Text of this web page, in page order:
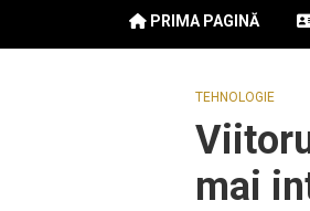
PRIMA PAGINĂ
TEHNOLOGIE
mai